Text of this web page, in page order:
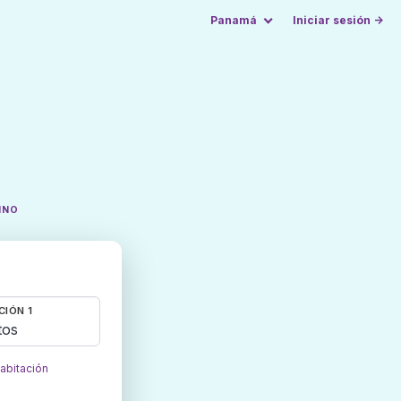
Panamá Iniciar sesión →
1